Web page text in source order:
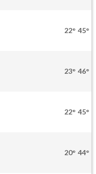
22° 45°
23° 46°
22° 45°
20° 44°